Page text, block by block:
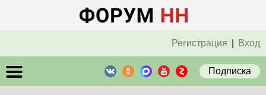
Регистрация Вход
Подписка